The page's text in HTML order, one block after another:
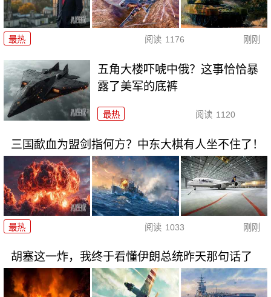
最热 阅读 1176 刚刚
五角大楼吓唬中俄？这事恰恰暴
露了美军的底裤
最热 阅读 1120
三国歃血为盟剑指何方？中东大棋有人坐不住了！
最热 阅读 1033 刚刚
胡塞这一炸，我终于看懂伊朗总统昨天那句话了